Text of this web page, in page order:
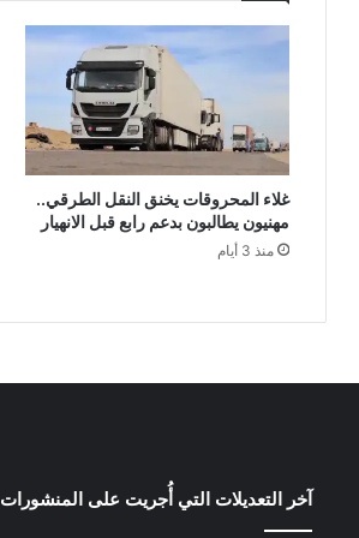
غلاء المحروقات يخنق النقل الطرقي..
مهنيون يطالبون بدعم رابع قبل الانهيار
منذ 3 أيام
آخر التعديلات التي أُجريت على المنشورات